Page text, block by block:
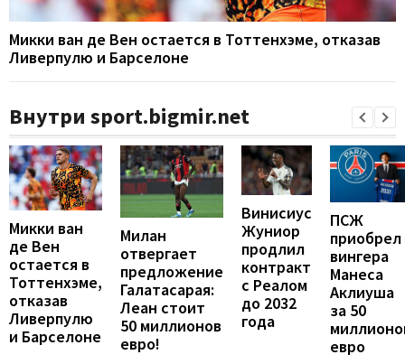
Микки ван де Вен остается в Тоттенхэме, отказав
Ливерпулю и Барселоне
Внутри sport.bigmir.net
Микки ван
де Вен
остается в
Тоттенхэме,
отказав
Ливерпулю
и Барселоне
Милан
отвергает
предложение
Галатасарая:
Леан стоит
50 миллионов
евро!
Винисиус
Жуниор
продлил
контракт
с Реалом
до 2032
года
ПСЖ
приобрел
вингера
Манеса
Аклиуша
за 50
евро